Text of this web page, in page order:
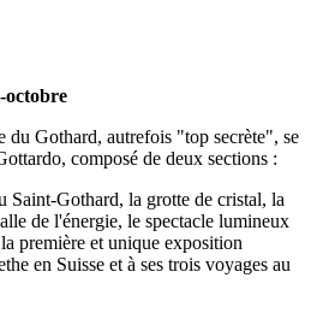
du Gothard, autrefois "top secrète", se
composé de deux sections :
Saint-Gothard, la grotte de cristal, la
de l'énergie, le spectacle lumineux
première et unique exposition
en Suisse et à ses trois voyages au